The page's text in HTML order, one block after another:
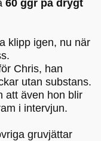
60 ggr på drygt
klipp igen, nu när
Chris, han
utan substans.
att även hon blir
i intervjun.
gruvjättar